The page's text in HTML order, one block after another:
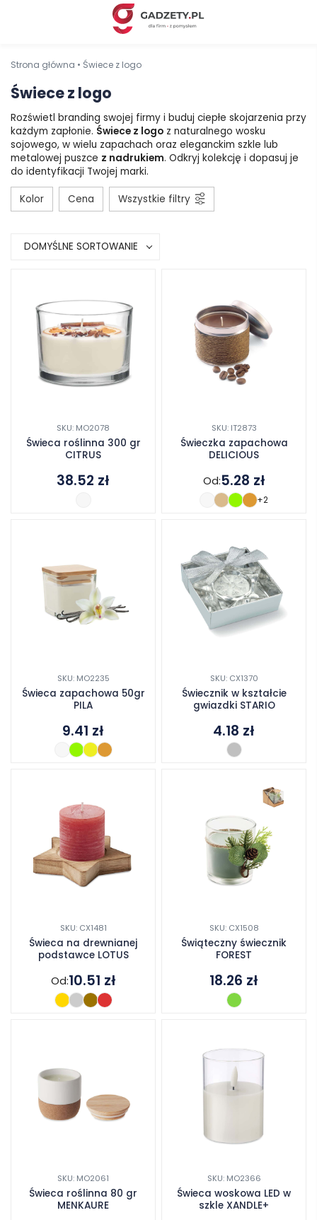
Strona główna • Świece z logo
Świece z logo
Rozświetl branding swojej firmy i buduj ciepłe skojarzenia przy
każdym zapłonie. Świece z logo z naturalnego wosku
sojowego, w wielu zapachach oraz eleganckim szkle lub
metalowej puszce z nadrukiem. Odkryj kolekcję i dopasuj je
do identyfikacji Twojej marki.
Kolor Cena Wszystkie filtry
DOMYŚLNE SORTOWANIE
SKU: MO2078
Świeca roślinna 300 gr
CITRUS
38.52 zł
SKU: IT2873
Świeczka zapachowa
DELICIOUS
Od:5.28 zł
+2
SKU: MO2235
Świeca zapachowa 50gr
PILA
9.41 zł
SKU: CX1370
Świecznik w kształcie
gwiazdki STARIO
4.18 zł
SKU: CX1481
Świeca na drewnianej
podstawce LOTUS
Od:10.51 zł
SKU: CX1508
Świąteczny świecznik
FOREST
18.26 zł
SKU: MO2061
Świeca roślinna 80 gr
MENKAURE
SKU: MO2366
Świeca woskowa LED w
szkle XANDLE+